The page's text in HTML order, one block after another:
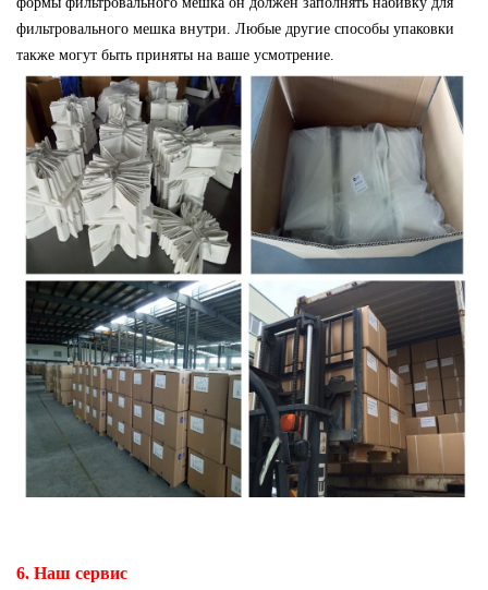
фильтровального мешка внутри. Любые другие способы упаковки
также могут быть приняты на ваше усмотрение.
6. Наш сервис